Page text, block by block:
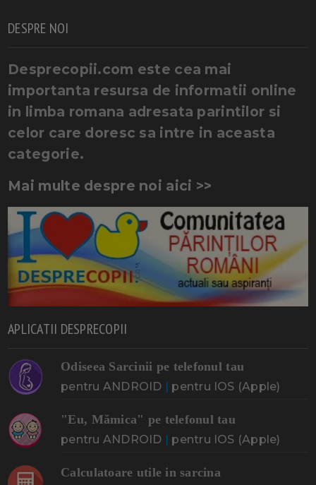
DESPRE NOI
Desprecopii.com este cea mai
importanta resursa de informatii online
in limba romana adresata parintilor si
celor care doresc sa intre in aceasta
categorie.
Mai multe despre noi aici >>
APLICATII DESPRECOPII
Odiseea Sarcinii pe telefonul tau
pentru ANDROID | pentru IOS (Apple)
"Eu, Mămica" pe telefonul tau
pentru ANDROID | pentru IOS (Apple)
Calculatoare utile in sarcina